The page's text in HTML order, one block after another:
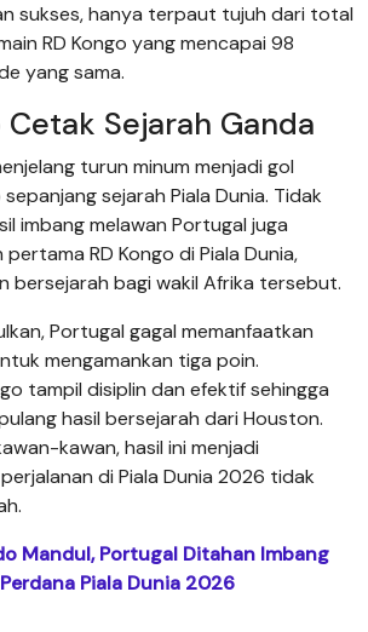
sukses, hanya terpaut tujuh dari total
RD Kongo yang mencapai 98
yang sama.
Cetak Sejarah Ganda
turun minum menjadi gol
sejarah Piala Dunia. Tidak
imbang melawan Portugal juga
RD Kongo di Piala Dunia,
bersejarah bagi wakil Afrika tersebut.
Portugal gagal memanfaatkan
mengamankan tiga poin.
tampil disiplin dan efektif sehingga
hasil bersejarah dari Houston.
kawan, hasil ini menjadi
di Piala Dunia 2026 tidak
Mandul, Portugal Ditahan Imbang
Piala Dunia 2026